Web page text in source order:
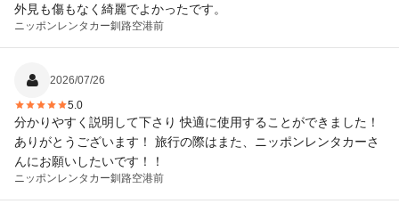
外見も傷もなく綺麗でよかったです。
ニッポンレンタカー釧路空港前
2026/07/26
5.0
分かりやすく説明して下さり 快適に使用することができました！
ありがとうございます！ 旅行の際はまた、ニッポンレンタカーさ
んにお願いしたいです！！
ニッポンレンタカー釧路空港前